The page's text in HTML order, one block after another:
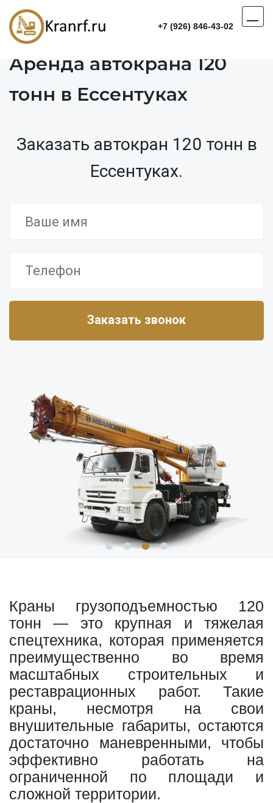
+7 (926) 846-43-02
Аренда автокрана 120
тонн в Ессентуках
Заказать автокран 120 тонн в
Ессентуках.
Краны грузоподъемностью 120
тонн — это крупная и тяжелая
спецтехника, которая применяется
преимущественно во время
масштабных строительных и
реставрационных работ. Такие
краны, несмотря на свои
внушительные габариты, остаются
достаточно маневренными, чтобы
эффективно работать на
ограниченной по площади и
сложной территории.